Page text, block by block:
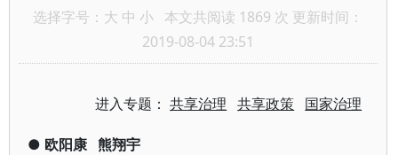
选择字号： 大 中 小 本文共阅读 1869 次 更新时间：
2019-08-04 23:51
进入专题：共享治理 共享政策 国家治理
● 欧阳康 熊翔宇